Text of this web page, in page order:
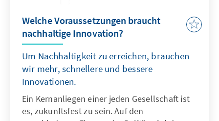
Welche Voraussetzungen braucht
nachhaltige Innovation?
Um Nachhaltigkeit zu erreichen, brauchen
wir mehr, schnellere und bessere
Innovationen.
Ein Kernanliegen einer jeden Gesellschaft ist
es, zukunftsfest zu sein. Auf den